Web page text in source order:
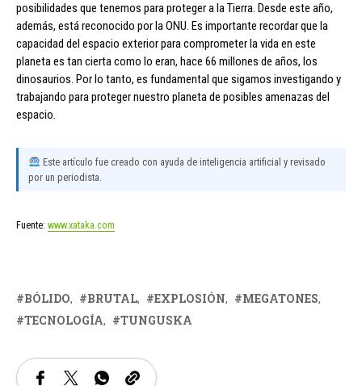
posibilidades que tenemos para proteger a la Tierra. Desde este año,
además, está reconocido por la ONU. Es importante recordar que la
capacidad del espacio exterior para comprometer la vida en este
planeta es tan cierta como lo eran, hace 66 millones de años, los
dinosaurios. Por lo tanto, es fundamental que sigamos investigando y
trabajando para proteger nuestro planeta de posibles amenazas del
espacio.
Este artículo fue creado con ayuda de inteligencia artificial y revisado
por un periodista.
Fuente: www.xataka.com
BÓLIDO BRUTAL EXPLOSIÓN
MEGATONES
TECNOLOGÍA
TUNGUSKA